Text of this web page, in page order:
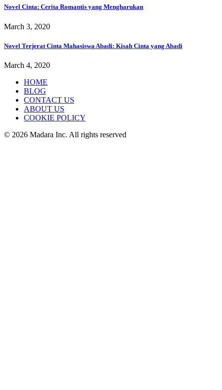
Novel Cinta: Cerita Romantis yang Mengharukan
March 3, 2020
Novel Terjerat Cinta Mahasiswa Abadi: Kisah Cinta yang Abadi
March 4, 2020
HOME
BLOG
CONTACT US
ABOUT US
COOKIE POLICY
© 2026 Madara Inc. All rights reserved